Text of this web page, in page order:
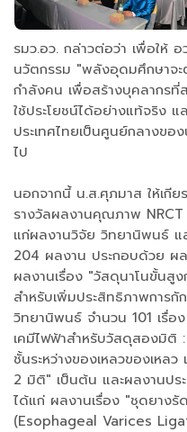
รมว.อว. กล่าวต่อว่า เพื่อให้
นวัตกรรม "พลังอุดมศึกษาจะ
กำลังคน เพื่อสร้างบุคลากรที่
ใช้ประโยชน์ได้อย่างแท้จริง แ
ประเทศไทยเป็นศูนย์กลางขอ
ไป
นอกจากนี้ น.ส.ศุภมาส ให้เกี
รางวัลผลงานคุณภาพ
แก่ผลงานวิจัย วิทยานิพนธ์ แ
204 ผลงาน ประกอบด้วย ผ
ผลงานเรื่อง "วัสดุนาโนขั้นสู
สำหรับเพิ่มประสิทธิภาพการ
วิทยานิพนธ์ จำนวน 101 เรื่อ
เคมีไฟฟ้าสำหรับวัสดุสองมิติ
ชั้นระหว่างของเหลวของเหล
2 มิติ" เป็นต้น และผลงานป
ได้แก่ ผลงานเรื่อง "ชุดยางรั
(Esophageal Varices